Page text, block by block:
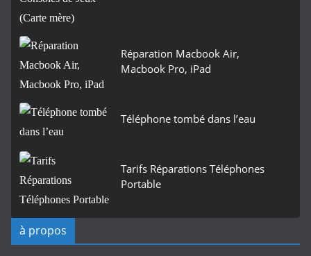
Réparation Macbook Air,
Macbook Pro, iPad
Téléphone tombé dans l’eau
Tarifs Réparations Téléphones
Portable
à propos